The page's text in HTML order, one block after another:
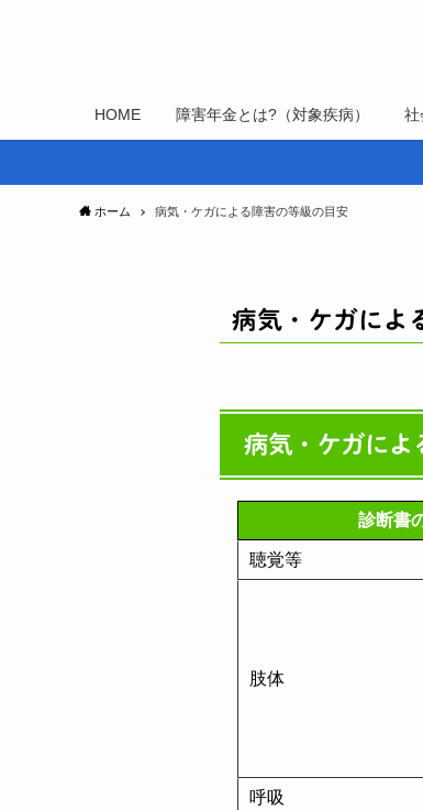
HOME 障害年金とは?（対象疾病） 社
ホーム 病気・ケガによる障害の等級の目安
病気・ケガによ
病気・ケガによ
診断書
聴覚等
肢体
呼吸